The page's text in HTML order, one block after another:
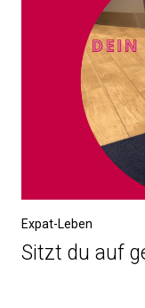
Expat-Leben
Sitzt du auf